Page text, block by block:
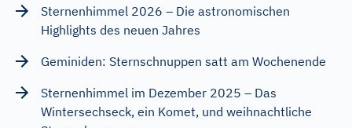
Sternenhimmel 2026 – Die astronomischen
Highlights des neuen Jahres
Geminiden: Sternschnuppen satt am Wochenende
Sternenhimmel im Dezember 2025 – Das
Wintersechseck, ein Komet, und weihnachtliche